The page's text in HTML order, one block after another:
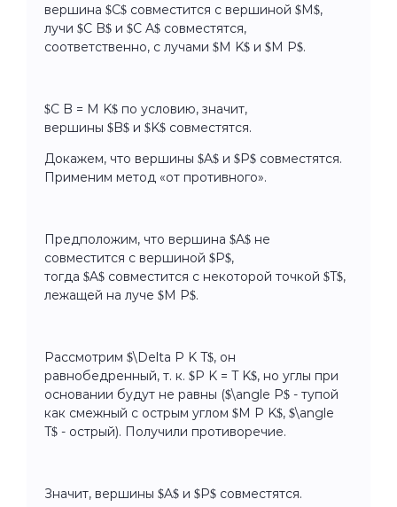
вершина $C$ совместится с вершиной $M$,
лучи $C B$ и $C A$ совместятся,
соответственно, с лучами $M K$ и $M P$.
$C B = M K$ по условию, значит,
вершины $B$ и $K$ совместятся.
Докажем, что вершины $A$ и $P$ совместятся.
Применим метод «от противного».
Предположим, что вершина $A$ не
совместится с вершиной $P$,
тогда $A$ совместится с некоторой точкой $T$,
лежащей на луче $M P$.
Рассмотрим $\Delta P K T$, он
равнобедренный, т. к. $P K = T K$, но углы при
основании будут не равны ($\angle P$ - тупой
как смежный с острым углом $M P K$, $\angle
T$ - острый). Получили противоречие.
Значит, вершины $A$ и $P$ совместятся.